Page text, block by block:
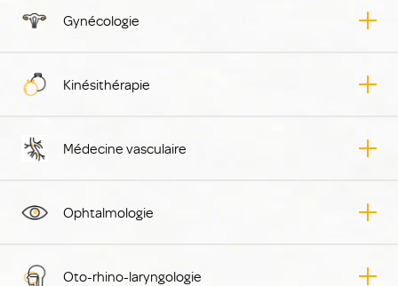
Gynécologie
Kinésithérapie
Médecine vasculaire
Ophtalmologie
Oto-rhino-laryngologie